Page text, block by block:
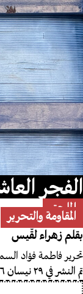
الفجر
الملحق
المقاومة والتحرير
بقلمزهراء لقّيس
تحريرفاطمة فؤاد
تم النشر في ٢٩ نيسان ٢٠٢٦